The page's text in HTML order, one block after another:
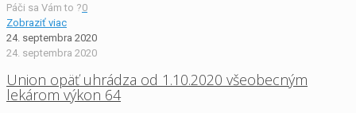
Páči sa Vám to ?0
Zobraziť viac
24. septembra 2020
24. septembra 2020
Union opäť uhrádza od 1.10.2020 všeobecným
lekárom výkon 64